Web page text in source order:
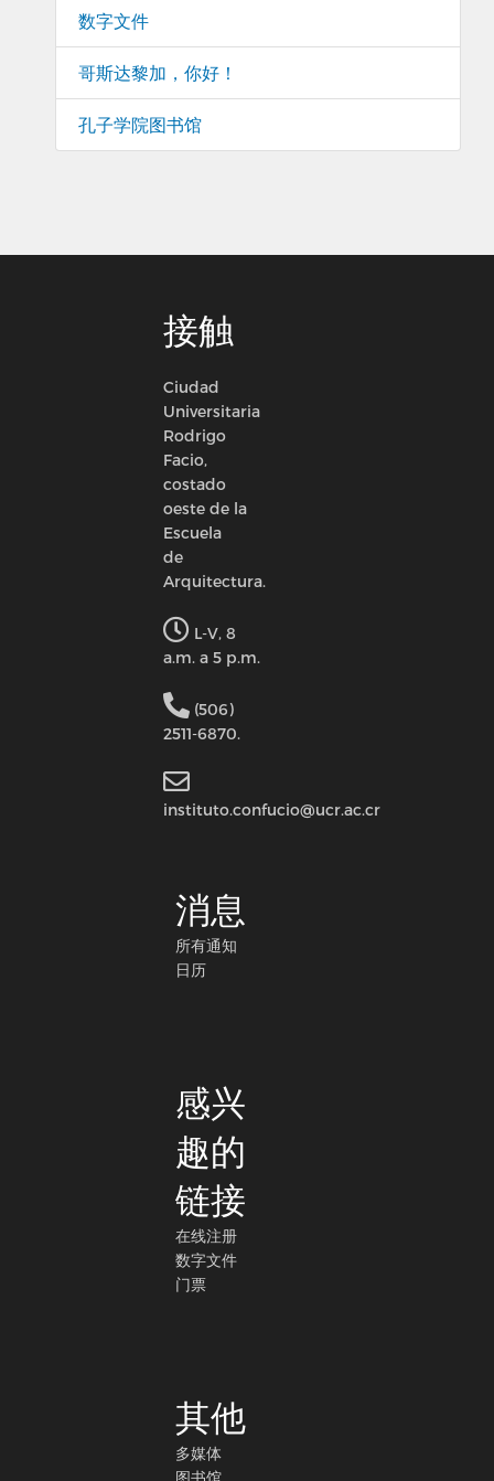
数字文件
哥斯达黎加，你好！
孔子学院图书馆
接触
Ciudad
Universitaria
Rodrigo
Facio,
costado
oeste de la
Escuela
de
Arquitectura.
L-V, 8
a.m. a 5 p.m.
(506)
2511-6870.
instituto.confucio@ucr.ac.cr
消息
所有通知
日历
感兴
趣的
链接
在线注册
数字文件
门票
其他
多媒体